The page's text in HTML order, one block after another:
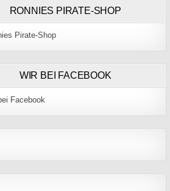
RONNIES PIRATE-SHOP
WIR BEI FACEBOOK